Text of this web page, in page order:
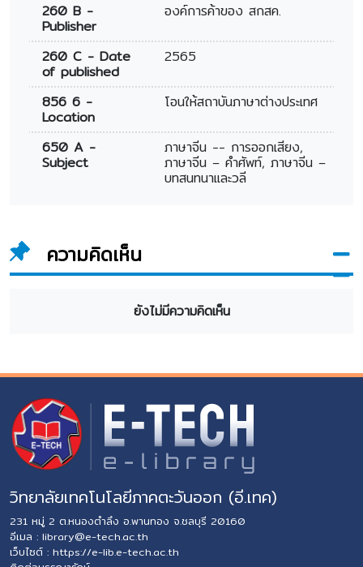
260 B -
Publisher
องค์การค้าของ สกสค.
260 C - Date
of published
2565
856 6 -
Location
โอนให้สถาบันภาษาต่างประเทศ
650 A -
Subject
ภาษาจีน -- การออกเสียง,
ภาษาจีน – คำศัพท์, ภาษาจีน –
บทสนทนาและวลี
ความคิดเห็น
ยังไม่มีความคิดเห็น
วิทยาลัยเทคโนโลยีภาคตะวันออก (อี.เทค)
231 หมู่ 2 ต.หนองตำลึง อ.พานทอง จ.ชลบุรี 20160
อีเมล : library@e-tech.ac.th
เว็บไซต์ : https://e-lib.e-tech.ac.th